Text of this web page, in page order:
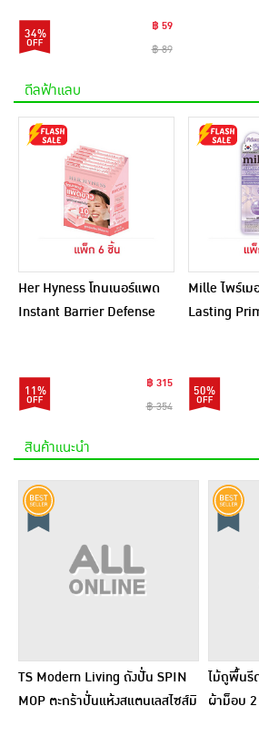
34%
฿ 59
฿ 89
ดีลฟ้าแลบ
Her Hyness โทนเนอร์แพด
Instant Barrier Defense
11%
฿ 315
฿ 354
Mille ไพร์เม
Lasting
50%
สินค้าแนะนำ
TS Modern Living ถังปั่น SPIN
MOP ตะกร้าปั่นแห้งสแตนเลสไซส์มิ
ไม้ถูพื้นรี
ผ้าม็อบ